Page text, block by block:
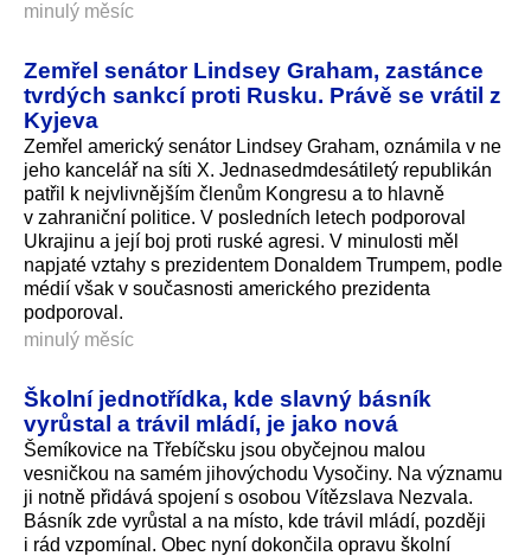
minulý měsíc
Zemřel senátor Lindsey Graham, zastánce
tvrdých sankcí proti Rusku. Právě se vrátil z
Kyjeva
Zemřel americký senátor Lindsey Graham, oznámila v ne
jeho kancelář na síti X. Jednasedmdesátiletý republikán
patřil k nejvlivnějším členům Kongresu a to hlavně
v zahraniční politice. V posledních letech podporoval
Ukrajinu a její boj proti ruské agresi. V minulosti měl
napjaté vztahy s prezidentem Donaldem Trumpem, podle
médií však v současnosti amerického prezidenta
podporoval.
minulý měsíc
Školní jednotřídka, kde slavný básník
vyrůstal a trávil mládí, je jako nová
Šemíkovice na Třebíčsku jsou obyčejnou malou
vesničkou na samém jihovýchodu Vysočiny. Na významu
ji notně přidává spojení s osobou Vítězslava Nezvala.
Básník zde vyrůstal a na místo, kde trávil mládí, později
i rád vzpomínal. Obec nyní dokončila opravu školní